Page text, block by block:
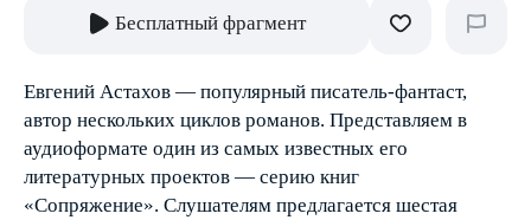
Бесплатный фрагмент
Евгений Астахов — популярный писатель-фантаст,
автор нескольких циклов романов. Представляем в
аудиоформате один из самых известных его
литературных проектов — серию книг
«Сопряжение». Слушателям предлагается шестая